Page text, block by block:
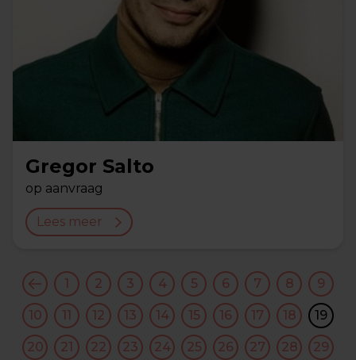
Gregor Salto
op aanvraag
Lees meer
1 2 3 4 5 6 7 8 9
10 11 12 13 14 15 16 17 18 19
20 21 22 23 24 25 26 27 28 29